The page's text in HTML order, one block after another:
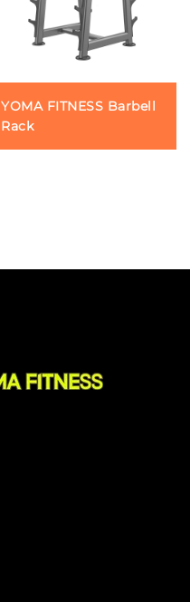
YOMA FITNESS Barbell
Rack